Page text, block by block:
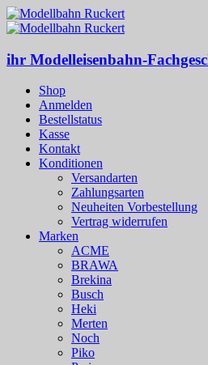
ihr Modelleisenbahn-
Shop
Anmelden
Bestellstatus
Kasse
Kontakt
Konditionen
Versandarten
Zahlungsarten
Neuheiten Vorbestellung
Vertrag widerrufen
Marken
ACME
BRAWA
Brekina
Busch
Heki
Merten
Noch
Piko